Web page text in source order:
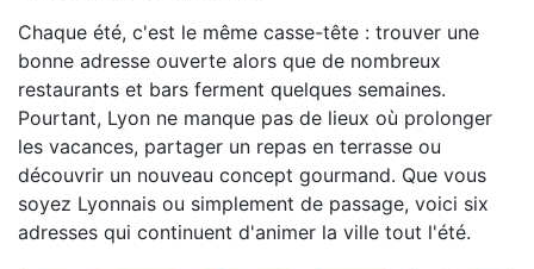
Chaque été, c'est le même casse-tête : trouver une
bonne adresse ouverte alors que de nombreux
restaurants et bars ferment quelques semaines.
Pourtant, Lyon ne manque pas de lieux où prolonger
les vacances, partager un repas en terrasse ou
découvrir un nouveau concept gourmand. Que vous
soyez Lyonnais ou simplement de passage, voici six
adresses qui continuent d'animer la ville tout l'été.